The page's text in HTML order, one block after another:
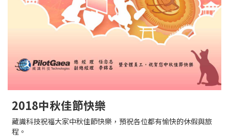
2018中秋佳節快樂
藏識科技祝福大家中秋佳節快樂，預祝各位都有愉快的休假與旅
程。